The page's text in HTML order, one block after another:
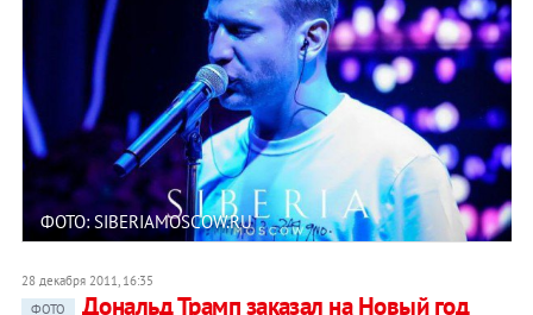
ФОТО: SIBERIAMOSCOW.RU
28 декабря 2011, 16:35
ФОТО
Дональд Трамп заказал на Новый год